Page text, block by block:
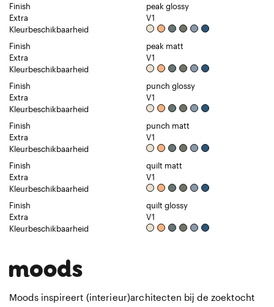
Finish
peak glossy
Extra
V1
Kleurbeschikbaarheid
Finish
peak matt
Extra
V1
Kleurbeschikbaarheid
Finish
punch glossy
Extra
V1
Kleurbeschikbaarheid
Finish
punch matt
Extra
V1
Kleurbeschikbaarheid
Finish
quilt matt
Extra
V1
Kleurbeschikbaarheid
Finish
quilt glossy
Extra
V1
Kleurbeschikbaarheid
Moods inspireert (interieur)architecten bij de zoektocht